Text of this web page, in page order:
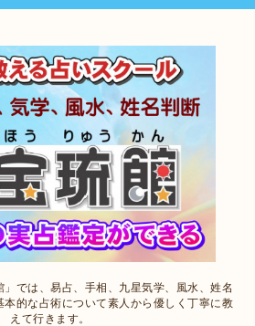
では、易占、手相、九星気学、風水、姓名
本的な占術について素人から優しく丁寧に教
えて行きます。